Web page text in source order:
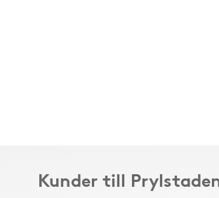
Kunder till